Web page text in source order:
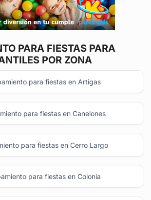
PARA FIESTAS PARA
POR ZONA
para fiestas en Artigas
para fiestas en Canelones
para fiestas en Cerro Largo
para fiestas en Colonia